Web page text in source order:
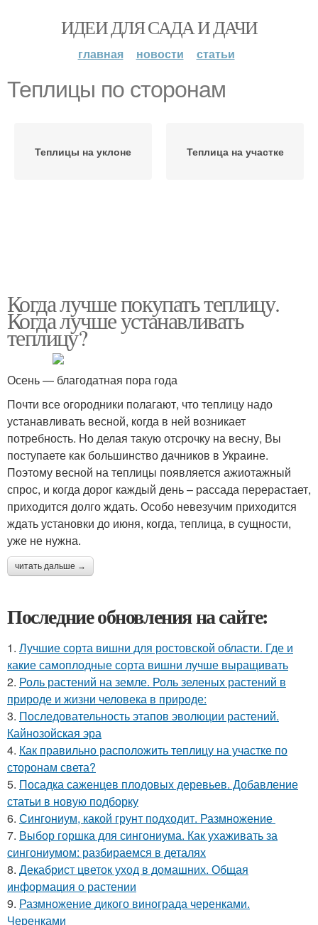
ИДЕИ ДЛЯ САДА И ДАЧИ
главная новости статьи
Теплицы по сторонам
Теплицы на уклоне Теплица на участке
Когда лучше покупать теплицу.
Когда лучше устанавливать
теплицу?
Осень — благодатная пора года
Почти все огородники полагают, что теплицу надо
устанавливать весной, когда в ней возникает
потребность. Но делая такую отсрочку на весну, Вы
поступаете как большинство дачников в Украине.
Поэтому весной на теплицы появляется ажиотажный
спрос, и когда дорог каждый день – рассада перерастает,
приходится долго ждать. Особо невезучим приходится
ждать установки до июня, когда, теплица, в сущности,
уже не нужна.
читать дальше →
Последние обновления на сайте:
1. Лучшие сорта вишни для ростовской области. Где и
какие самоплодные сорта вишни лучше выращивать
2. Роль растений на земле. Роль зеленых растений в
природе и жизни человека в природе:
3. Последовательность этапов эволюции растений.
Кайнозойская эра
4. Как правильно расположить теплицу на участке по
сторонам света?
5. Посадка саженцев плодовых деревьев. Добавление
статьи в новую подборку
6. Сингониум, какой грунт подходит. Размножение
7. Выбор горшка для сингониума. Как ухаживать за
сингониумом: разбираемся в деталях
8. Декабрист цветок уход в домашних. Общая
информация о растении
9. Размножение дикого винограда черенками.
Черенками